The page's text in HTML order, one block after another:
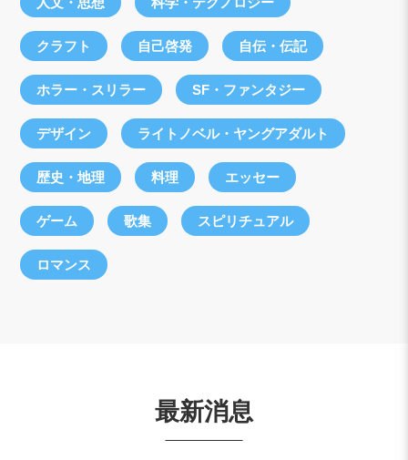
クラフト 自己啓発 自伝・伝記
ホラー・スリラー SF・ファンタジー
デザイン ライトノベル・ヤングアダルト
歴史・地理 料理 エッセー
ゲーム 歌集 スピリチュアル
ロマンス
最新消息